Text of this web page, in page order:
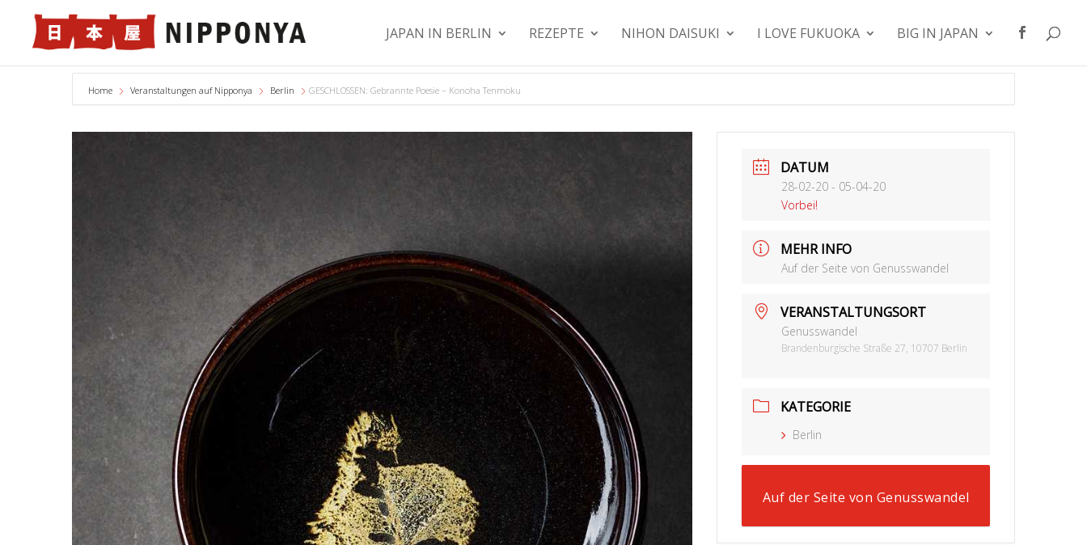
JAPAN IN BERLIN REZEPTE NIHON DAISUKI I LOVE FUKUOKA BIG IN JAPAN
Home Veranstaltungen auf Nipponya Berlin GESCHLOSSEN: Gebrannte Poesie – Konoha Tenmoku
DATUM
28-02-20 - 05-04-20
Vorbei!
MEHR INFO
Auf der Seite von Genusswandel
VERANSTALTUNGSORT
Genusswandel
Brandenburgische Straße 27, 10707 Berlin
KATEGORIE
Berlin
Auf der Seite von Genusswandel